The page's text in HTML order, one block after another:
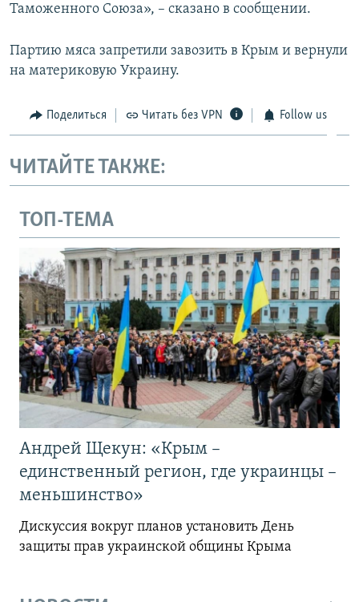
Таможенного Союза», – сказано в сообщении.
Партию мяса запретили завозить в Крым и вернули
на материковую Украину.
Поделиться Читать без VPN Follow us
ЧИТАЙТЕ ТАКЖЕ:
ТОП-ТЕМА
Андрей Щекун: «Крым –
единственный регион, где украинцы –
меньшинство»
Дискуссия вокруг планов установить День
защиты прав украинской общины Крыма